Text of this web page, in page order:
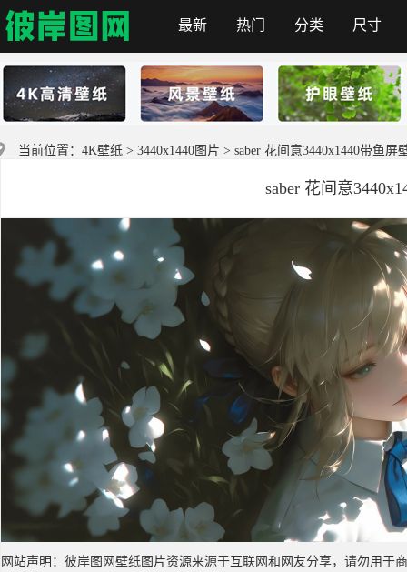
彼岸图网
最新 热门 分类 尺寸
当前位置： 4K壁纸 > 3440x1440图片 > saber 花间意3440x1440带鱼屏
saber 花间意
网站声明：彼岸图网壁纸图片资源来源于互联网和网友分享，请勿用